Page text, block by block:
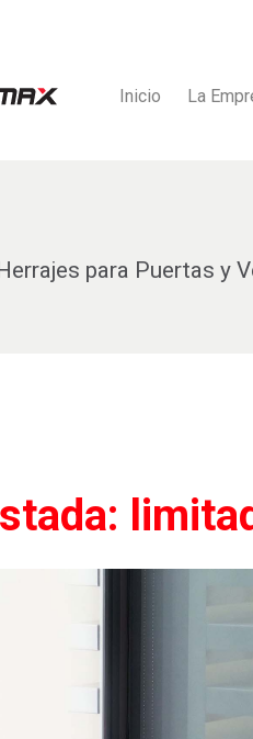
Inicio La
para Puertas y